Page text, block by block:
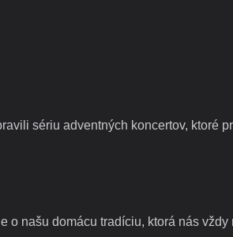
sériu adventných koncertov, ktoré
našu domácu tradíciu, ktorá nás